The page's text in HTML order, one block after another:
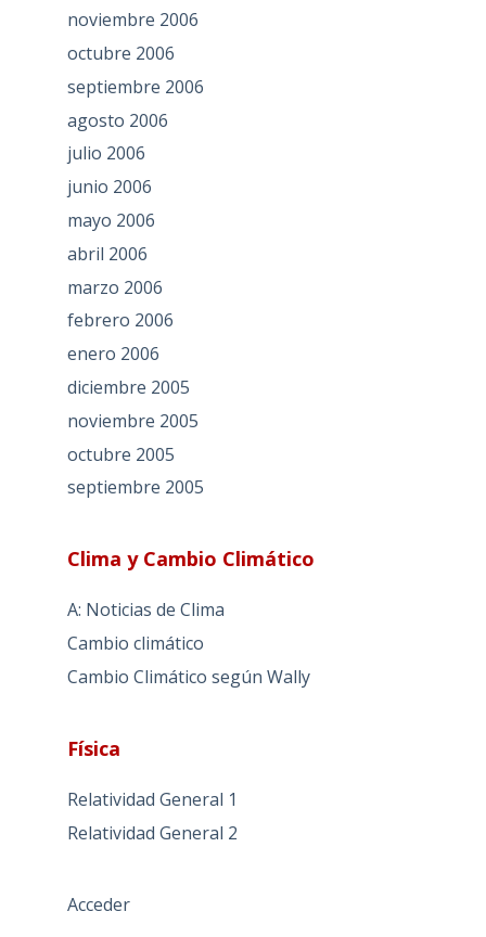
noviembre 2006
octubre 2006
septiembre 2006
agosto 2006
julio 2006
junio 2006
mayo 2006
abril 2006
marzo 2006
febrero 2006
enero 2006
diciembre 2005
noviembre 2005
octubre 2005
septiembre 2005
Clima y Cambio Climático
A: Noticias de Clima
Cambio climático
Cambio Climático según Wally
Física
Relatividad General 1
Relatividad General 2
Acceder